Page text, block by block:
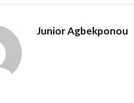
Junior Agbekponou